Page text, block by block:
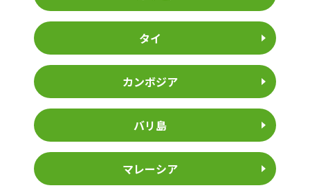
タイ
カンボジア
バリ島
マレーシア